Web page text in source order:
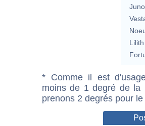
Lilith
* Comme il est
moins de 1 degré de la
prenons 2 degrés pour